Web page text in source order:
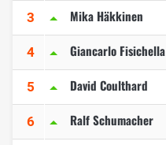
3 Mika Häkkinen
4 Giancarlo Fisichella
5 David Coulthard
6 Ralf Schumacher